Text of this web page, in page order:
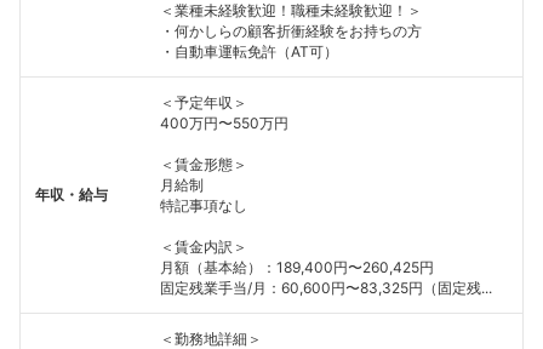
＜業種未経験歓迎！職種未経験歓迎！＞
・何かしらの顧客折衝経験をお持ちの方
・自動車運転免許（AT可）
年収・給与
＜予定年収＞
400万円〜550万円
＜賃金形態＞
月給制
特記事項なし
＜賃金内訳＞
月額（基本給）：189,400円〜260,425円
固定残業手当/月：60,600円〜83,325円（固定残...
＜勤務地詳細＞